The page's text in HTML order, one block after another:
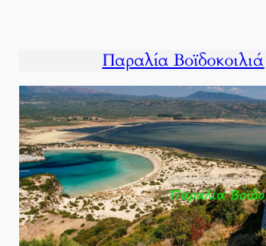
Παραλία Βοϊδοκοιλιά